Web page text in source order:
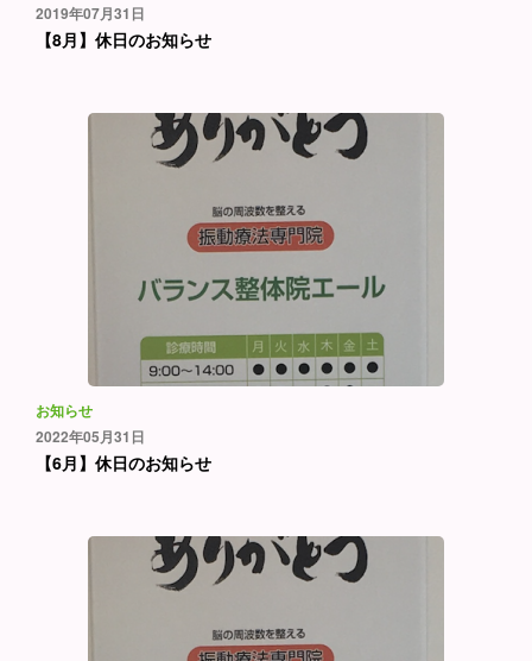
2019年07月31日
【8月】休日のお知らせ
お知らせ
2022年05月31日
【6月】休日のお知らせ